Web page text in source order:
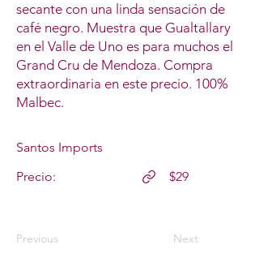
secante con una linda sensación de
café negro. Muestra que Gualtallary
en el Valle de Uno es para muchos el
Grand Cru de Mendoza. Compra
extraordinaria en este precio. 100%
Malbec.
Santos Imports
Precio:
Previous
$29
Next